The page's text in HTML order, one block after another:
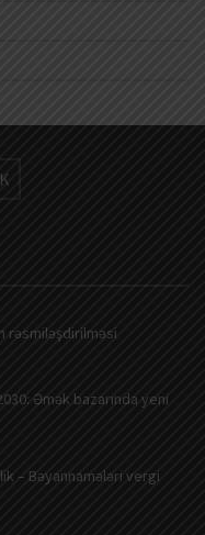
rəsmiləşdirilməsi
Əmək bazarında yeni
– Bəyannamələri vergi